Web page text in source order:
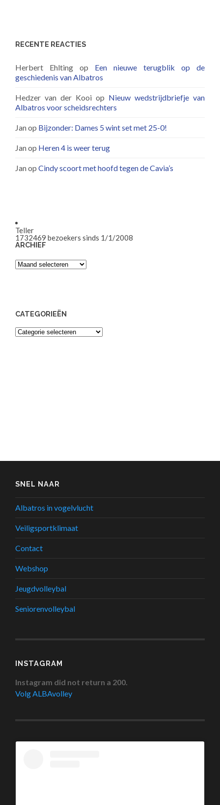
RECENTE REACTIES
Herbert Ehlting op Een nieuwe terugblik op de
geschiedenis van Albatros
Hedzer van der Kooi op Nieuw wedstrijdbriefje van
Albatros voor scheidsrechters
Janop Bijzonder: Dames 5 wint set met 25-0!
Janop Heren 4 is weer terug
JanopCindy scoort met hoofd tegen de Cavia’s
Teller
1732469 bezoekers sinds 1/1/2008
ARCHIEF
Archief
CATEGORIEËN
Categorieën
SNEL NAAR
Albatros in vogelvlucht
Veiligsportklimaat
Contact
Webshop
Jeugdvolleybal
Seniorenvolleybal
INSTAGRAM
Instagram did not return a 200.
Volg ALBAvolley